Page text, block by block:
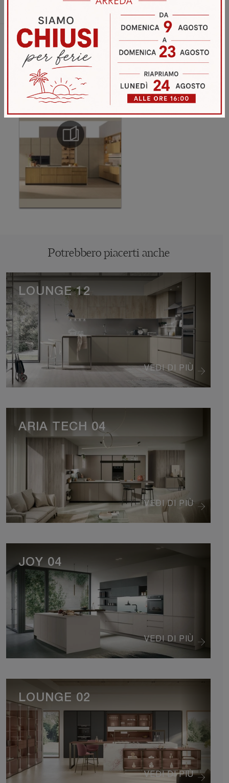
Sfoglia i cataloghi
Invia
Potrebbero piacerti anche
VEDI DI PIÙ
LOUNGE 12
VEDI DI PIÙ
ARIA TECH 04
VEDI DI PIÙ
JOY 04
VEDI DI PIÙ
LOUNGE 02